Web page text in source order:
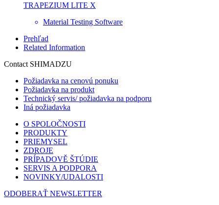
TRAPEZIUM LITE X
Material Testing Software
Prehľad
Related Information
Contact SHIMADZU
Požiadavka na cenovú ponuku
Požiadavka na produkt
Technický servis/ požiadavka na podporu
Iná požiadavka
O SPOLOČNOSTI
PRODUKTY
PRIEMYSEL
ZDROJE
PRÍPADOVĚ ŠTÚDIE
SERVIS A PODPORA
NOVINKY/UDALOSTI
ODOBERAŤ NEWSLETTER